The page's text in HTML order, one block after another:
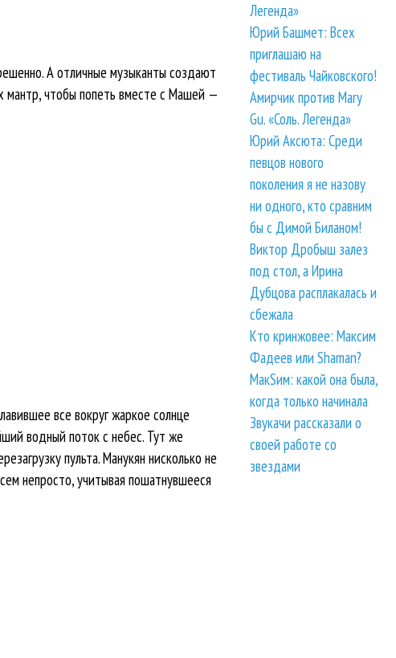
А отличные музыканты создают
мантр, чтобы попеть вместе с Машей —
все вокруг жаркое солнце
водный поток с небес. Тут же
пульта. Манукян нисколько не
непросто, учитывая пошатнувшееся
Легенда»
Юрий Башмет: Всех
приглашаю на
фестиваль Чайковского!
Амирчик против Mary
Gu. «Соль. Легенда»
Юрий Аксюта: Среди
певцов нового
поколения я не назову
ни одного, кто сравним
бы с Димой Биланом!
Виктор Дробыш залез
под стол, а Ирина
Дубцова расплакалась и
сбежала
Кто кринжовее: Максим
Фадеев или Shaman?
МакSим: какой она была,
когда только начинала
Звукачи рассказали о
своей работе со
звездами